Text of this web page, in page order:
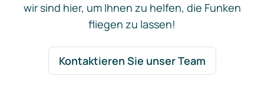
wir sind hier, um Ihnen zu helfen, die Funken
fliegen zu lassen!
Kontaktieren Sie unser Team